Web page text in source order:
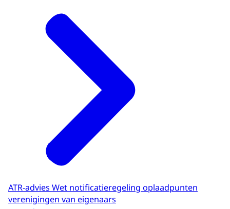
ATR-advies Wet notificatieregeling oplaadpunten
verenigingen van eigenaars